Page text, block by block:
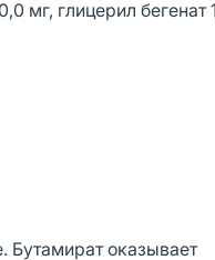
мг, глицерил бегенат
Бутамират оказывает